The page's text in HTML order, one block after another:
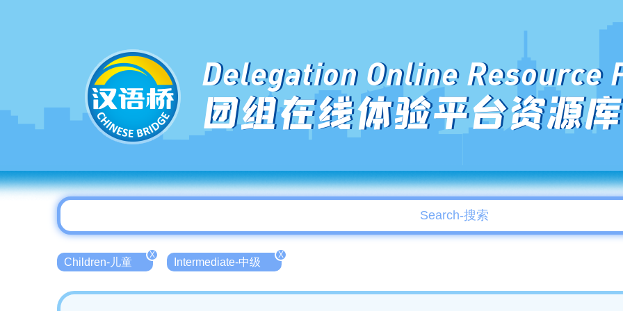
Delegation Online Resource
团组在线体验平台资源库
Children-儿童
X
Intermediate-中级
X